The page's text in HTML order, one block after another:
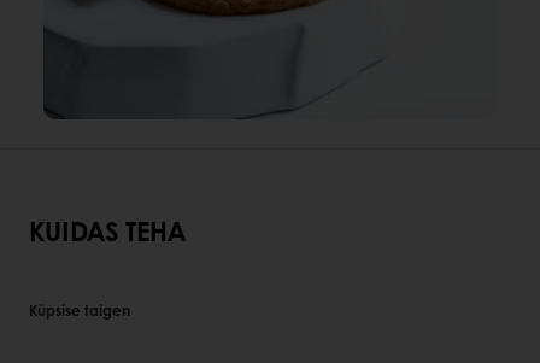
KUIDAS TEHA
Küpsise taigen